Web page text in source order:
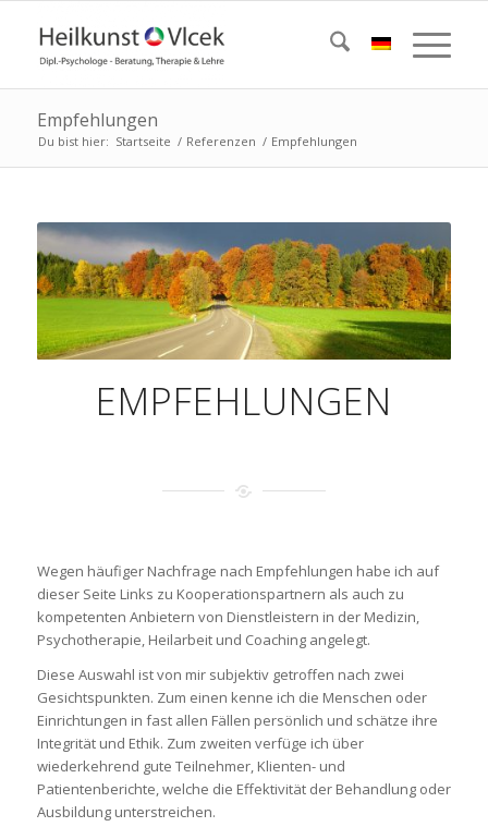
Empfehlungen
Du bist hier: Startseite / Referenzen / Empfehlungen
EMPFEHLUNGEN
Wegen häufiger Nachfrage nach Empfehlungen habe ich auf
dieser Seite Links zu Kooperationspartnern als auch zu
kompetenten Anbietern von Dienstleistern in der Medizin,
Psychotherapie, Heilarbeit und Coaching angelegt.
Diese Auswahl ist von mir subjektiv getroffen nach zwei
Gesichtspunkten. Zum einen kenne ich die Menschen oder
Einrichtungen in fast allen Fällen persönlich und schätze ihre
Integrität und Ethik. Zum zweiten verfüge ich über
wiederkehrend gute Teilnehmer, Klienten- und
Patientenberichte, welche die Effektivität der Behandlung oder
Ausbildung unterstreichen.